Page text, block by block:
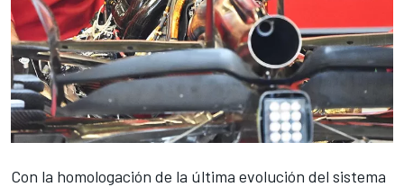
Con la homologación de la última evolución del sistema